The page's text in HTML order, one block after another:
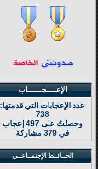
الإعـــــجـــــــاب
عدد الإعجابات التي قدمتها:
738
وحصلتُ على 497 إعجاب
في 379 مشاركة
الحــائــط الإجتمــاعــي